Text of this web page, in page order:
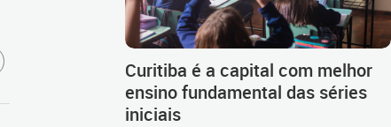
Curitiba é a capital com melhor
ensino fundamental das séries
iniciais